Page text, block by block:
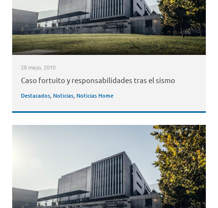
28 mayo, 2010
Caso fortuito y responsabilidades tras el sismo
Destacados, Noticias, Noticias Home